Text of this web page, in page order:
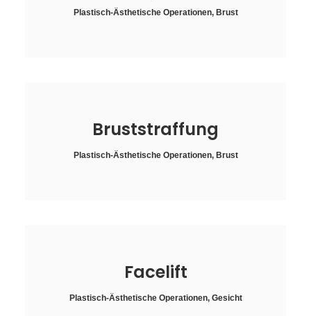
Plastisch-Ästhetische Operationen, Brust
Bruststraffung
Plastisch-Ästhetische Operationen, Brust
Facelift
Plastisch-Ästhetische Operationen, Gesicht